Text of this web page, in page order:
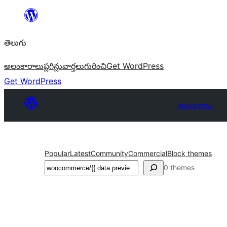
విషయానికి
తెలుగు
అలంకారాలుప్లగిన్లువార్తలుగురించిGet WordPress
Get WordPress
అలంకారాలు
PopularLatestCommunityCommercialBlock themes
వెతుకు 0 themes